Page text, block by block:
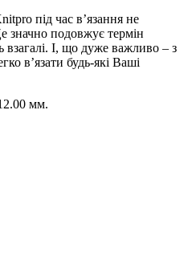
під час в’язання не
значно подовжує термін
взагалі. І, що дуже важливо – з
в’язати будь-які Ваші
мм.